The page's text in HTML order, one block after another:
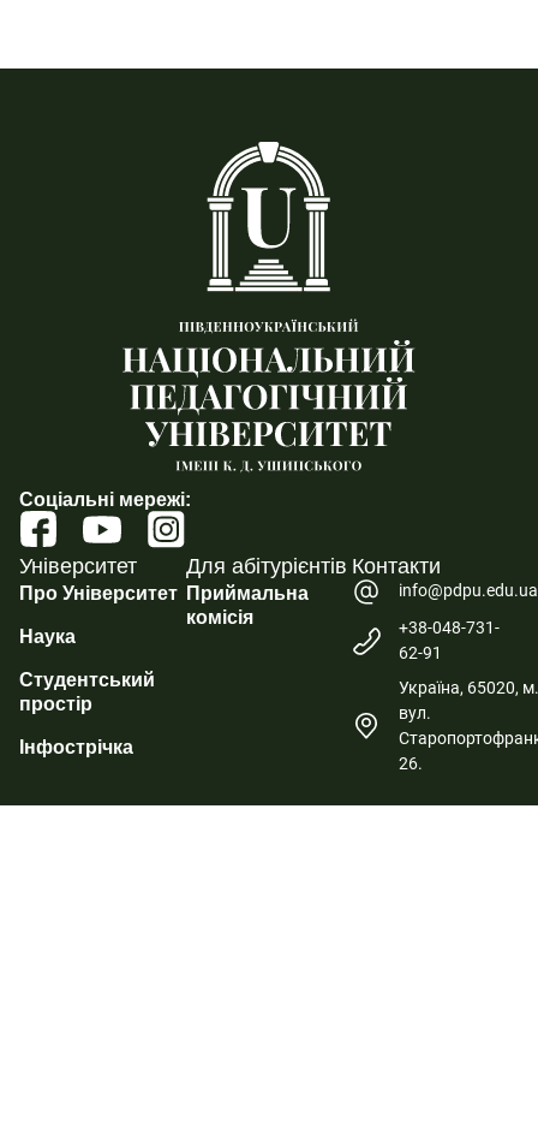
Соціальні мережі:
Університет
Про Університет
Наука
Студентський
простір
Інфострічка
Для абітурієнтів
Приймальна
комісія
Контакти
info@pdpu.edu.ua
+38-048-731-
62-91
Україна, 65020,
вул.
26.